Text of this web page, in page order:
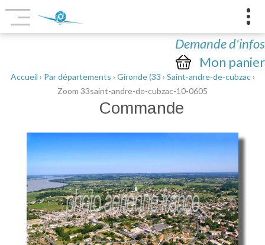
Demande d'infos
Mon panier
Accueil › Par départements › Gironde (33 › Saint-andre-de-cubzac›
Zoom 33saint-andre-de-cubzac-10-0605
Commande